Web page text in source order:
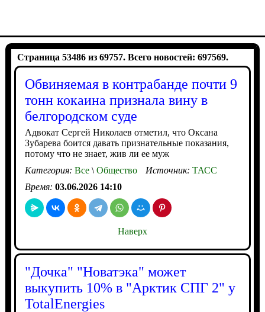
Страница 53486 из 69757. Всего новостей: 697569.
Обвиняемая в контрабанде почти 9
тонн кокаина признала вину в
белгородском суде
Адвокат Сергей Николаев отметил, что Оксана
Зубарева боится давать признательные показания,
потому что не знает, жив ли ее муж
Категория: Все\Общество Источник: ТАСС
Время: 03.06.2026 14:10
Наверх
"Дочка" "Новатэка" может
выкупить 10% в "Арктик СПГ 2" у
TotalEnergies